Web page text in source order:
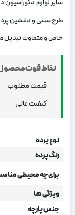
سایر لوازم
طرح سنتی و دلنشین
خاص و متفاوت تبدیل
نقاط قوت
قیمت مطلوب
کیفیت عالی
نوع پرده
رنگ پرده
برای چه محیطی
ویژگی ها
جنس پارچه